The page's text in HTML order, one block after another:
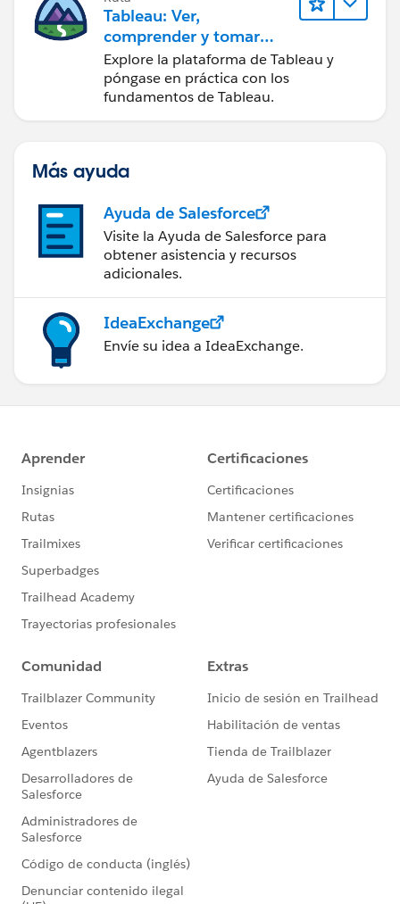
Tableau: Ver,
comprender y tomar
medidas a partir de los
datos
Explore la plataforma de Tableau y
póngase en práctica con los
fundamentos de Tableau.
Más ayuda
Ayuda de Salesforce
Visite la Ayuda de Salesforce para
obtener asistencia y recursos
adicionales.
IdeaExchange
Envíe su idea a IdeaExchange.